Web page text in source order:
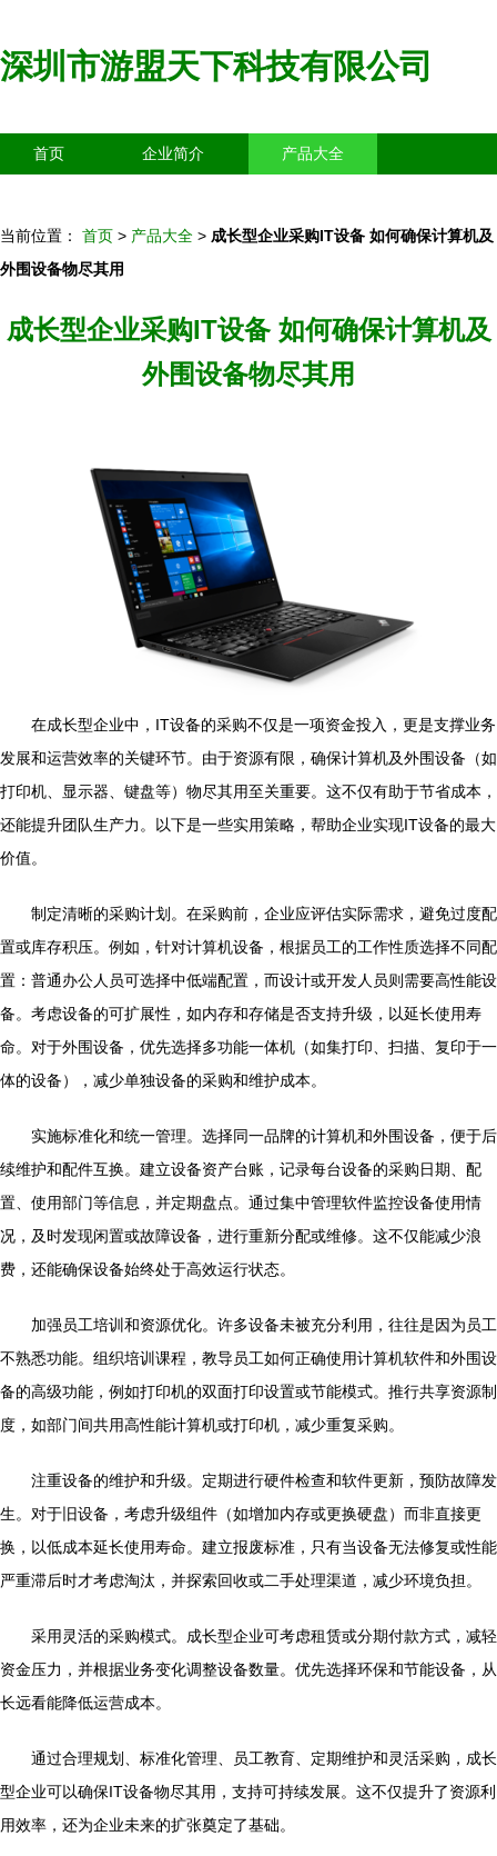
深圳市游盟天下科技有限公司
首页 企业简介 产品大全
当前位置： 首页 > 产品大全 > 成长型企业采购IT设备 如何确保计算机及
外围设备物尽其用
成长型企业采购IT设备 如何确保计算机及
外围设备物尽其用
在成长型企业中，IT设备的采购不仅是一项资金投入，更是支撑业务
发展和运营效率的关键环节。由于资源有限，确保计算机及外围设备（如
打印机、显示器、键盘等）物尽其用至关重要。这不仅有助于节省成本，
还能提升团队生产力。以下是一些实用策略，帮助企业实现IT设备的最大
价值。
制定清晰的采购计划。在采购前，企业应评估实际需求，避免过度配
置或库存积压。例如，针对计算机设备，根据员工的工作性质选择不同配
置：普通办公人员可选择中低端配置，而设计或开发人员则需要高性能设
备。考虑设备的可扩展性，如内存和存储是否支持升级，以延长使用寿
命。对于外围设备，优先选择多功能一体机（如集打印、扫描、复印于一
体的设备），减少单独设备的采购和维护成本。
实施标准化和统一管理。选择同一品牌的计算机和外围设备，便于后
续维护和配件互换。建立设备资产台账，记录每台设备的采购日期、配
置、使用部门等信息，并定期盘点。通过集中管理软件监控设备使用情
况，及时发现闲置或故障设备，进行重新分配或维修。这不仅能减少浪
费，还能确保设备始终处于高效运行状态。
加强员工培训和资源优化。许多设备未被充分利用，往往是因为员工
不熟悉功能。组织培训课程，教导员工如何正确使用计算机软件和外围设
备的高级功能，例如打印机的双面打印设置或节能模式。推行共享资源制
度，如部门间共用高性能计算机或打印机，减少重复采购。
注重设备的维护和升级。定期进行硬件检查和软件更新，预防故障发
生。对于旧设备，考虑升级组件（如增加内存或更换硬盘）而非直接更
换，以低成本延长使用寿命。建立报废标准，只有当设备无法修复或性能
严重滞后时才考虑淘汰，并探索回收或二手处理渠道，减少环境负担。
采用灵活的采购模式。成长型企业可考虑租赁或分期付款方式，减轻
资金压力，并根据业务变化调整设备数量。优先选择环保和节能设备，从
长远看能降低运营成本。
通过合理规划、标准化管理、员工教育、定期维护和灵活采购，成长
型企业可以确保IT设备物尽其用，支持可持续发展。这不仅提升了资源利
用效率，还为企业未来的扩张奠定了基础。